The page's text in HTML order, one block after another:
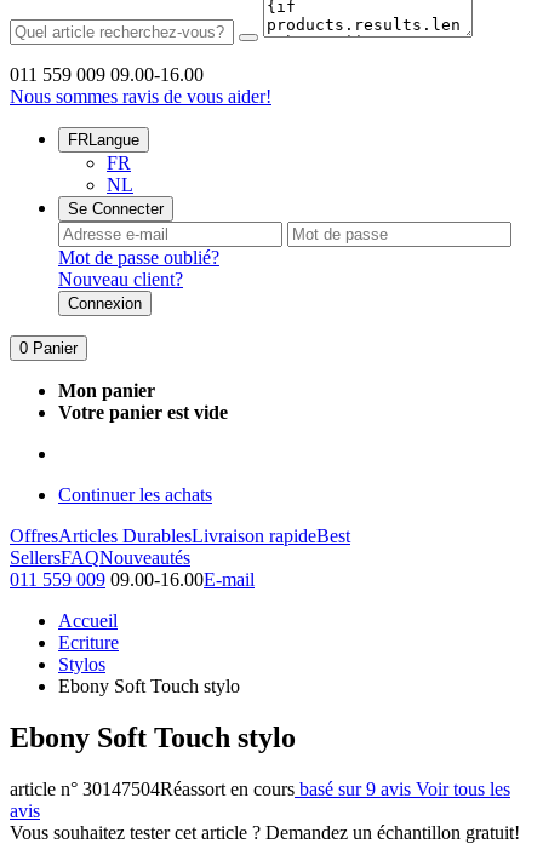
011 559 009 09.00-16.00
Nous sommes ravis de vous aider!
FRLangue
FR
NL
Se Connecter
Mot de passe oublié?
Nouveau client?
Connexion
0 Panier
Mon panier
Votre panier est vide
Continuer les achats
OffresArticles DurablesLivraison rapideBest
SellersFAQNouveautés
011 559 009 09.00-16.00E-mail
Accueil
Ecriture
Stylos
Ebony Soft Touch stylo
Ebony Soft Touch stylo
article n° 30147504Réassort en cours basé sur 9 avis Voir tous les
avis
Vous souhaitez tester cet article ? Demandez un échantillon gratuit!